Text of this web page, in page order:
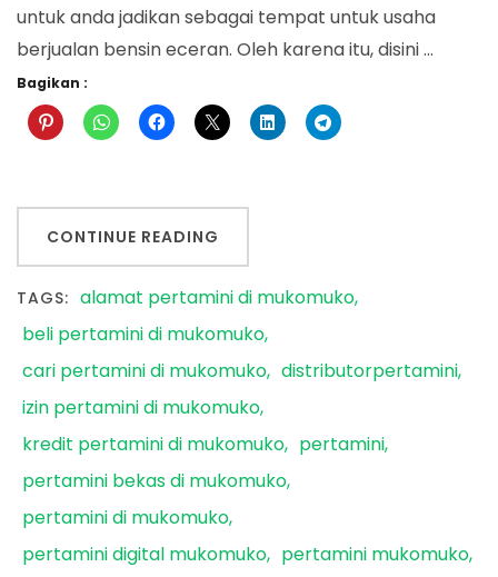
untuk anda jadikan sebagai tempat untuk usaha
berjualan bensin eceran. Oleh karena itu, disini …
Bagikan :
CONTINUE READING
TAGS: alamat pertamini di mukomuko
beli pertamini di mukomuko
cari pertamini di mukomuko distributorpertamini
izin pertamini di mukomuko
kredit pertamini di mukomuko
pertamini
pertamini bekas di mukomuko
pertamini di mukomuko
pertamini digital mukomuko
pertamini mukomuko